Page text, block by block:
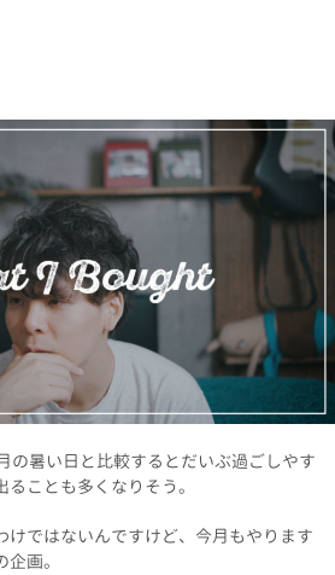
の暑い日と比較するとだいぶ過ごしやす
ことも多くなりそう。
けではないんですけど、今月もやります
企画。